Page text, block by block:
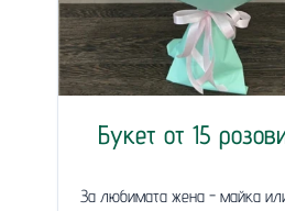
Букет от 15
За любимата жена - майка